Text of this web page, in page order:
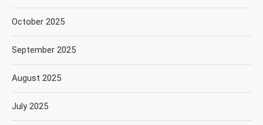
October 2025
September 2025
August 2025
July 2025